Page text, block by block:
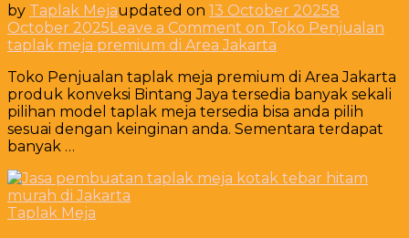
by Taplak Mejaupdated on 13 October 20258
October 2025Leave a Comment on Toko Penjualan
taplak meja premium di Area Jakarta
Toko Penjualan taplak meja premium di Area Jakarta
produk konveksi Bintang Jaya tersedia banyak sekali
pilihan model taplak meja tersedia bisa anda pilih
sesuai dengan keinginan anda. Sementara terdapat
banyak …
Taplak Meja